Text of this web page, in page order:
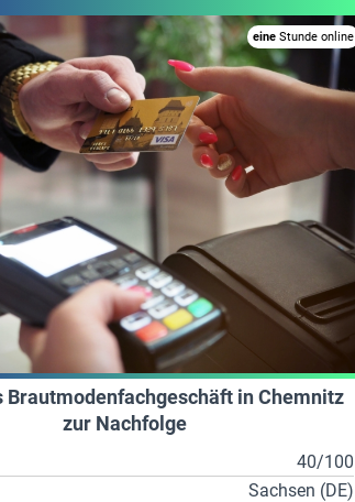
eineStunde online
Brautmodenfachgeschäft in Chemnitz
zur Nachfolge
40/100
Sachsen (DE)